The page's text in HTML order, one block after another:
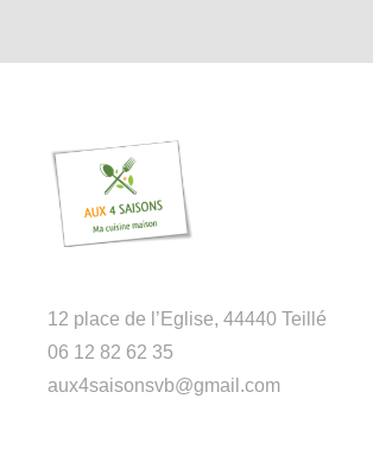
12 place de l’Eglise, 44440 Teillé
06 12 82 62 35
aux4saisonsvb@gmail.com